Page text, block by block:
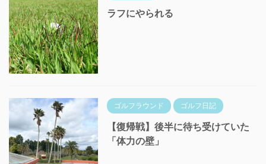
ラフにやられる
ゴルフラウンド ゴルフ日記
【復帰戦】後半に待ち受けていた
「体力の壁」